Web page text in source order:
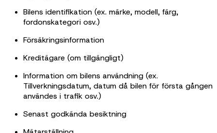
Bilens identifikation (ex. märke, modell, färg,
fordonskategori osv.)
Försäkringsinformation
Kreditägare (om tillgängligt)
Information om bilens användning (ex.
Tillverkningsdatum, datum då bilen för första gången
användes i trafik osv.)
Senast godkända besiktning